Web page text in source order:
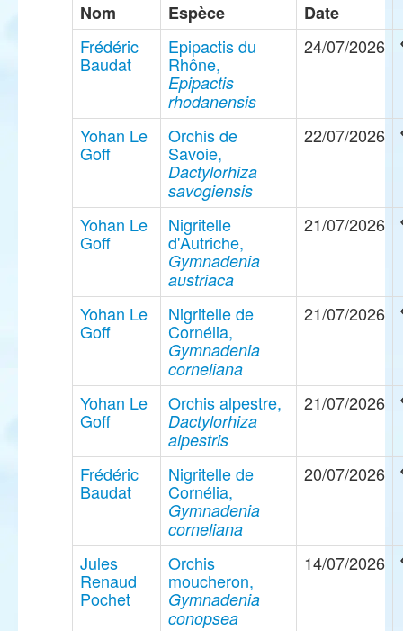
Nom Espèce
Date
Frédéric
Baudat
Epipactis du
Rhône,
Epipactis
rhodanensis
24/07/2026
Yohan Le
Goff
Orchis de
Savoie,
Dactylorhiza
savogiensis
22/07/2026
Yohan Le
Goff
Nigritelle
d'Autriche,
Gymnadenia
austriaca
21/07/2026
Yohan Le
Goff
Nigritelle de
Cornélia,
Gymnadenia
corneliana
21/07/2026
Yohan Le
Goff
Orchis alpestre,
Dactylorhiza
alpestris
21/07/2026
Frédéric
Baudat
Nigritelle de
Cornélia,
Gymnadenia
corneliana
20/07/2026
Jules
Renaud
Pochet
Orchis
moucheron,
Gymnadenia
conopsea
14/07/2026